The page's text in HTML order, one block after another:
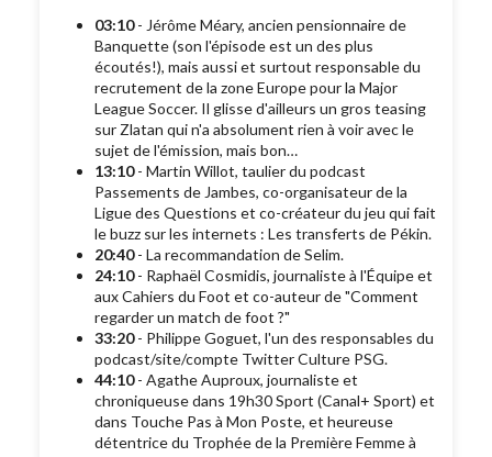
03:10- Jérôme Méary, ancien pensionnaire de
Banquette (son l'épisode est un des plus
écoutés!), mais aussi et surtout responsable du
recrutement de la zone Europe pour la Major
League Soccer. Il glisse d'ailleurs un gros teasing
sur Zlatan qui n'a absolument rien à voir avec le
sujet de l'émission, mais bon…
13:10- Martin Willot, taulier du podcast
Passements de Jambes, co-organisateur de la
Ligue des Questions et co-créateur du jeu qui fait
le buzz sur les internets : Les transferts de Pékin.
20:40- La recommandation de Selim.
24:10- Raphaël Cosmidis, journaliste à l'Équipe et
aux Cahiers du Foot et co-auteur de "Comment
regarder un match de foot ?"
33:20- Philippe Goguet, l'un des responsables du
podcast/site/compte Twitter Culture PSG.
44:10- Agathe Auproux, journaliste et
chroniqueuse dans 19h30 Sport (Canal+ Sport) et
dans Touche Pas à Mon Poste, et heureuse
détentrice du Trophée de la Première Femme à